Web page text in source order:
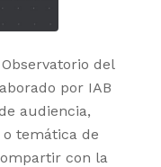
del
por IAB
audiencia,
temática de
con la